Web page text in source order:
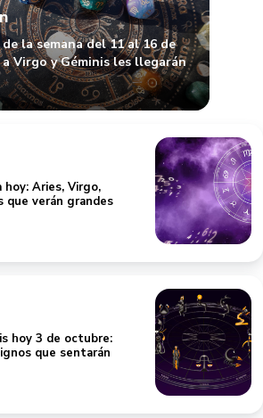
la semana del 11 al 16 de
Virgo y Géminis les llegarán
Aries, Virgo,
que verán grandes
hoy 3 de octubre:
que sentarán